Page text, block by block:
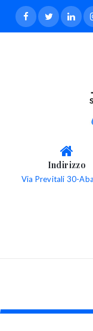
Indirizzo
Via Previtali 30-